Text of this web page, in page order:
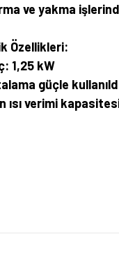
ve yakma
Özellikleri:
1,25 kW
güçle
ısı verimi